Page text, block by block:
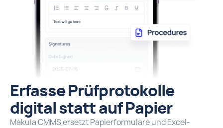
Erfasse Prüfprotokolle
digital statt auf Papier
Makula CMMS ersetzt Papierformulare und Excel-